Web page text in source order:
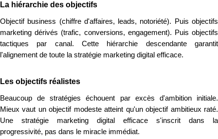
La hiérarchie des objectifs
Objectif business (chiffre d'affaires, leads, notoriété). Puis objectifs
marketing dérivés (trafic, conversions, engagement). Puis objectifs
tactiques par canal. Cette hiérarchie descendante garantit
l'alignement de toute la stratégie marketing digital efficace.
Les objectifs réalistes
Beaucoup de stratégies échouent par excès d'ambition initiale.
Mieux vaut un objectif modeste atteint qu'un objectif ambitieux raté.
Une stratégie marketing digital efficace s'inscrit dans la
progressivité, pas dans le miracle immédiat.